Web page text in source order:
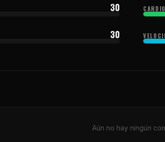
30 CARDIO
30
Aún no hay ningún